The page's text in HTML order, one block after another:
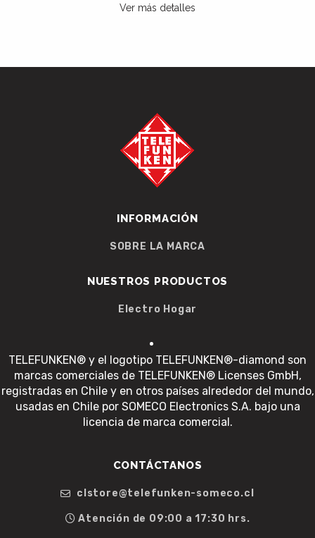
Ver más detalles
INFORMACIÓN
SOBRE LA MARCA
NUESTROS PRODUCTOS
Electro Hogar
TELEFUNKEN® y el logotipo TELEFUNKEN®-diamond son
marcas comerciales de TELEFUNKEN® Licenses GmbH,
registradas en Chile y en otros países alrededor del mundo,
usadas en Chile por SOMECO Electronics S.A. bajo una
licencia de marca comercial.
CONTÁCTANOS
clstore@telefunken-someco.cl
Atención de 09:00 a 17:30 hrs.